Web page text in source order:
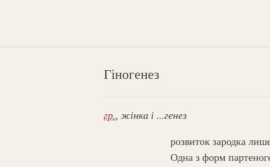
Гіногенез
гр., жінка і ...генез
розвиток зародка
Одна з форм